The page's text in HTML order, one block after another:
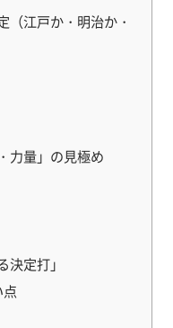
江戸か・明治か・
力量」の見極め
定打」